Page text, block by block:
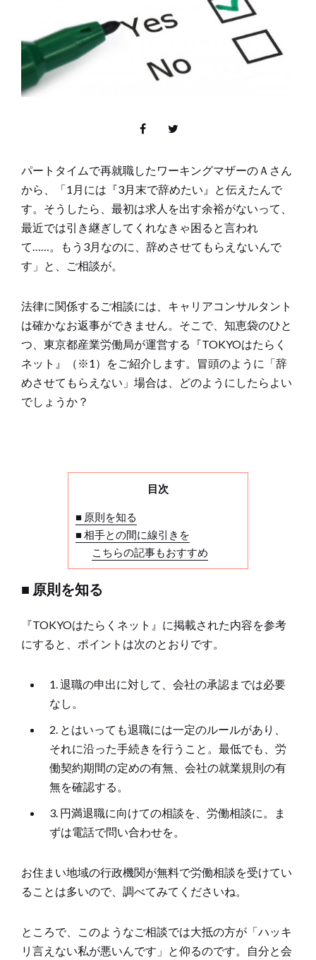
パートタイムで再就職したワーキングマザーのＡさん
から、「1月には『3月末で辞めたい』と伝えたんで
す。そうしたら、最初は求人を出す余裕がないって、
最近では引き継ぎしてくれなきゃ困ると言われ
て……。もう3月なのに、辞めさせてもらえないんで
す」と、ご相談が。
法律に関係するご相談には、キャリアコンサルタント
は確かなお返事ができません。そこで、知恵袋のひと
つ、東京都産業労働局が運営する『TOKYOはたらく
ネット』（※1）をご紹介します。冒頭のように「辞
めさせてもらえない」場合は、どのようにしたらよい
でしょうか？
目次
■ 原則を知る
■ 相手との間に線引きを
こちらの記事もおすすめ
■ 原則を知る
『TOKYOはたらくネット』に掲載された内容を参考
にすると、ポイントは次のとおりです。
1. 退職の申出に対して、会社の承認までは必要
なし。
2. とはいっても退職には一定のルールがあり、
それに沿った手続きを行うこと。最低でも、労
働契約期間の定めの有無、会社の就業規則の有
無を確認する。
3. 円満退職に向けての相談を、労働相談に。ま
ずは電話で問い合わせを。
お住まい地域の行政機関が無料で労働相談を受けてい
ることは多いので、調べてみてくださいね。
ところで、このようなご相談では大抵の方が「ハッキ
リ言えない私が悪いんです」と仰るのです。自分と会